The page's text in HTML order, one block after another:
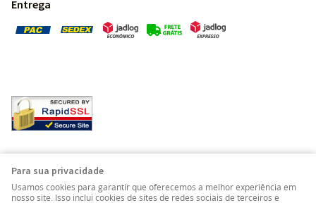
Entrega
Para sua privacidade
Usamos cookies para garantir que oferecemos a melhor experiência em
nosso site. Isso inclui cookies de sites de redes sociais de terceiros e